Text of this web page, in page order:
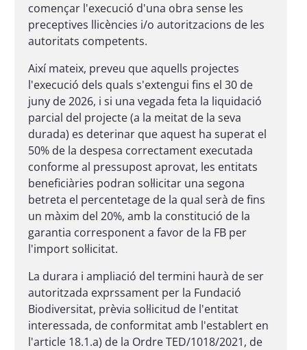
començar l'execució d'una obra sense les
preceptives llicències i/o autoritzacions de les
autoritats competents.
Així mateix, preveu que aquells projectes
l'execució dels quals s'extengui fins el 30 de
juny de 2026, i si una vegada feta la liquidació
parcial del projecte (a la meitat de la seva
durada) es deterinar que aquest ha superat el
50% de la despesa correctament executada
conforme al pressupost aprovat, les entitats
beneficiàries podran sol·licitar una segona
betreta el percentetage de la qual serà de fins
un màxim del 20%, amb la constitució de la
garantia corresponent a favor de la FB per
l'import sol·licitat.
La durara i ampliació del termini haurà de ser
autoritzada exprssament per la Fundació
Biodiversitat, prèvia sol·licitud de l'entitat
interessada, de conformitat amb l'establert en
l'article 18.1.a) de la Ordre TED/1018/2021, de